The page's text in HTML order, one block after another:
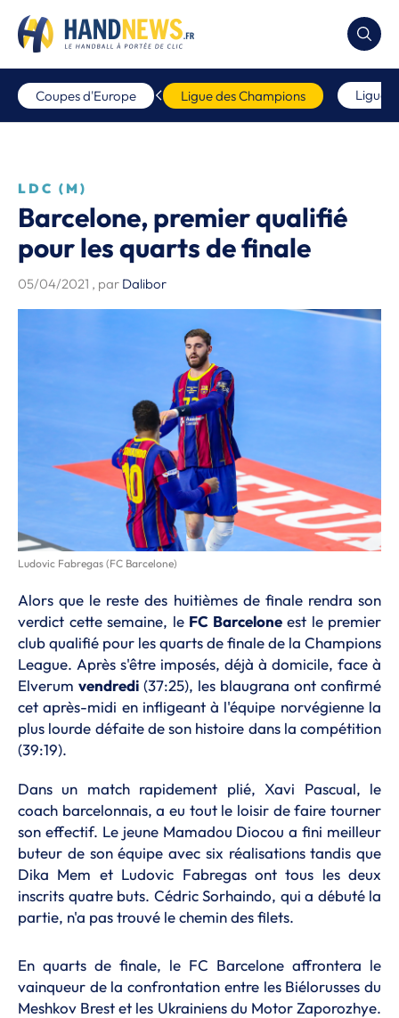
Coupes d'Europe Ligue des Champions Ligue
LDC (M)
Barcelone, premier qualifié
pour les quarts de finale
05/04/2021 , par Dalibor
Ludovic Fabregas (FC Barcelone)
Alors que le reste des huitièmes de finale rendra son
verdict cette semaine, le FC Barceloneest le premier
club qualifié pour les quarts de finale de la Champions
League. Après s'être imposés, déjà à domicile, face à
Elverum vendredi (37:25), les blaugrana ont confirmé
cet après-midi en infligeant à l'équipe norvégienne la
plus lourde défaite de son histoire dans la compétition
(39:19).
Dans un match rapidement plié, Xavi Pascual, le
coach barcelonnais, a eu tout le loisir de faire tourner
son effectif. Le jeune Mamadou Diocou a fini meilleur
buteur de son équipe avec six réalisations tandis que
Dika Mem et Ludovic Fabregas ont tous les deux
inscrits quatre buts. Cédric Sorhaindo, qui a débuté la
partie, n'a pas trouvé le chemin des filets.
En quarts de finale, le FC Barcelone affrontera le
vainqueur de la confrontation entre les Biélorusses du
Meshkov Brest et les Ukrainiens du Motor Zaporozhye.